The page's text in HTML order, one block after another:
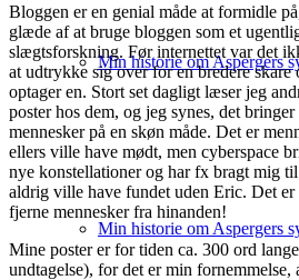
Min historie om Aspergers
Min historie om Aspergers
Bloggen er en genial måde at formidle
glæde af at bruge bloggen som et
slægtsforskning. Før internettet var det
at udtrykke sig over for en bredere skare
optager en. Stort set dagligt læser jeg
poster hos dem, og jeg synes, det
mennesker på en skøn måde. Det er
ellers ville have mødt, men cyberspace
nye konstellationer og har fx bragt mig
aldrig ville have fundet uden Eric. Det er
fjerne mennesker fra hinanden!
Mine poster er for tiden ca. 300 ord
undtagelse), for det er min fornemmelse,